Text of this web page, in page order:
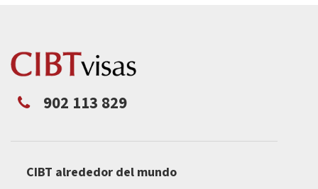
902 113 829
CIBT alrededor del mundo